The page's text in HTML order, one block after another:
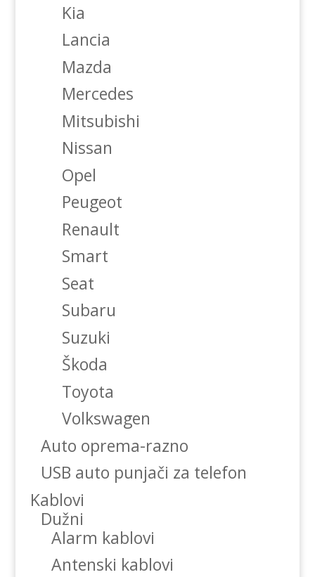
Kia
Lancia
Mazda
Mercedes
Mitsubishi
Nissan
Opel
Peugeot
Renault
Smart
Seat
Subaru
Suzuki
Škoda
Toyota
Volkswagen
Auto oprema-razno
USB auto punjači za telefon
Kablovi
Dužni
Alarm kablovi
Antenski kablovi